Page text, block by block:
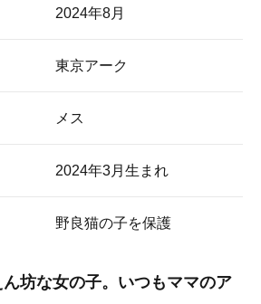
2024年8月
東京アーク
メス
2024年3月生まれ
野良猫の子を保護
坊な女の子。いつもママのア